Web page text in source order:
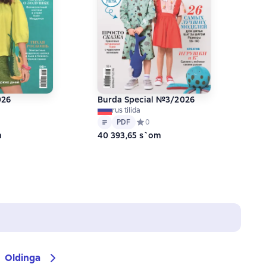
рейтинг 0 на основе 0 оценок
Burda Special №3/2026
rus tilida
Matn
PDF
PDF Средний рейтинг 0 на основе 0
0
40 393,65 s`om
Oldinga